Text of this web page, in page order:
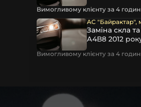
Вимогливому клієнту за 4
АС "Байрактар",
Заміна скла
А4В8 2012
Вимогливому клієнту за 4